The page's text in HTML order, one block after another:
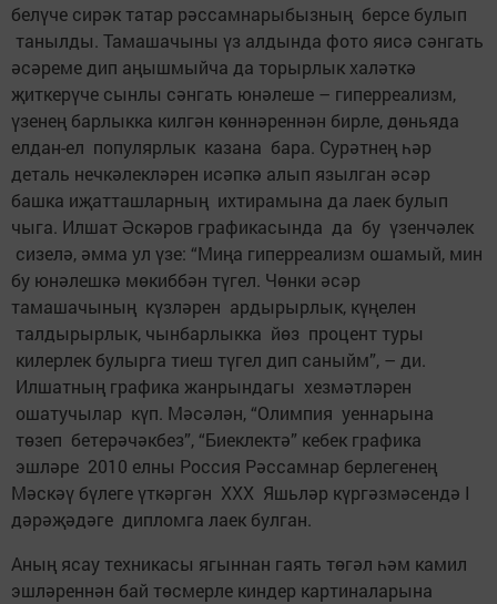
белүче сирәк татар рәссамнарыбызның берсе булып
танылды. Тамашачыны үз алдында фото яисә сәнгать
әсәреме дип аңышмыйча да торырлык халәткә
җиткерүче сынлы сәнгать юнәлеше – гиперреализм,
үзенең барлыкка килгән көннәреннән бирле, дөньяда
елдан-ел популярлык казана бара. Сурәтнең һәр
деталь нечкәлекләрен исәпкә алып язылган әсәр
башка иҗатташларның ихтирамына да лаек булып
чыга. Илшат Әскәров графикасында да бу үзенчәлек
сизелә, әмма ул үзе: “Миңа гиперреализм ошамый, мин
бу юнәлешкә мөкиббән түгел. Чөнки әсәр
тамашачының күзләрен ардырырлык, күңелен
талдырырлык, чынбарлыкка йөз процент туры
килерлек булырга тиеш түгел дип саныйм”, – ди.
Илшатның графика жанрындагы хезмәтләрен
ошатучылар күп. Мәсәлән, “Олимпия уеннарына
төзеп бетерәчәкбез”, “Биеклектә” кебек графика
эшләре 2010 елны Россия Рәссамнар берлегенең
Мәскәү бүлеге үткәргән XXX Яшьләр күргәзмәсендә I
дәрәҗәдәге дип­ломга лаек булган.
Аның ясау техникасы ягыннан гаять төгәл һәм камил
эшләреннән бай төсмерле киндер картиналарына